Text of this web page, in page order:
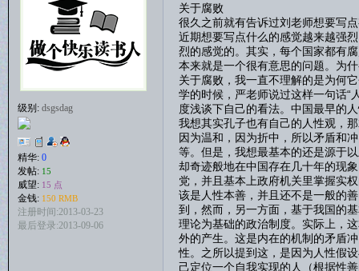
级别: dsgsdag
精华: 0
发帖: 15
威望: 15 点
金钱: 150 RMB
注册时间:2013-03-23
最后登录:2013-09-06
关于腐败
很久之前就有告诉过刘老师想要写
近期想要写点什么的感觉越来越强
烈的感觉的。其实，每个国家都有
本来就是一个很有意思的问题。为
关于腐败，我一直不理解的是为何
学的时候，严老师说过这样一句话“
度浅谈下自己的看法。中国最早的
我想其实孔子也有自己的人性观，
因为温和，因为折中，所以矛盾和
等。但是，我想最基本的还是源于
却奇迹般地在中国存在几十年的现
党，并且基本上政府机关里掌握实
该是人性本善，并且还不是一般的
到，然而，另一方面，基于我国的
理论为基础的政治制度。实际上，
外的产生。这是内在的机制的矛盾
性。之所以提到这，是因为人性假
己定位一个自我实现的人（根据性